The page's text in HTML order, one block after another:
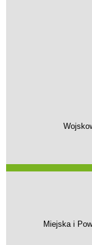
Miejska i